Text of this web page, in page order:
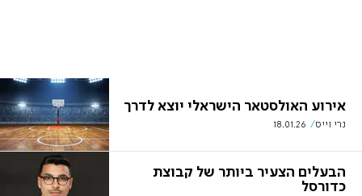
אירוע האולסטאר הישראלי יוצא לדרך
נרי וייס 18.01.26
הבעלים הצעיר ביותר של קבוצת
כדורסל